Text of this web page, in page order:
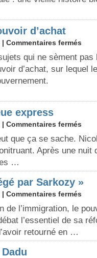
d’achat
| Commentaires fermés
qui ne sèment
d’achat, sur lequel
express
| Commentaires fermés
que ça se sache.
Après une nuit
…
par Sarkozy »
| Commentaires fermés
de l’immigration, le
l’essentiel de sa
retourné en …